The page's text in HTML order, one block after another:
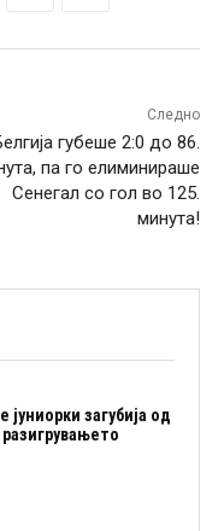
Следно
губеше 2:0 до 86.
па го елиминираше
Сенегал со гол во 125.
минута!
јуниорки загубија од